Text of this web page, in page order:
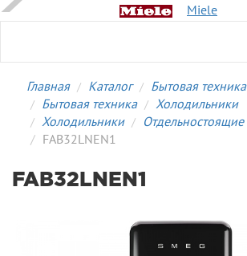
Miele
Главная Каталог Бытовая техника
Бытовая техника
Холодильники
Холодильники
Отдельностоящие
FAB32LNEN1
FAB32LNEN1